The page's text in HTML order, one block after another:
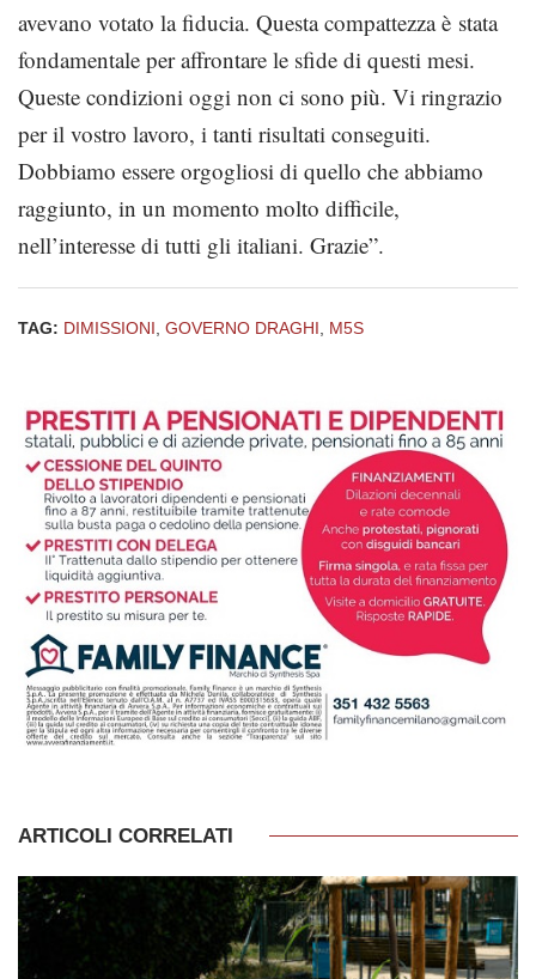
avevano votato la fiducia. Questa compattezza è stata
fondamentale per affrontare le sfide di questi mesi.
Queste condizioni oggi non ci sono più. Vi ringrazio
per il vostro lavoro, i tanti risultati conseguiti.
Dobbiamo essere orgogliosi di quello che abbiamo
raggiunto, in un momento molto difficile,
nell’interesse di tutti gli italiani. Grazie”.
TAG: DIMISSIONI, GOVERNO DRAGHI, M5S
ARTICOLI CORRELATI